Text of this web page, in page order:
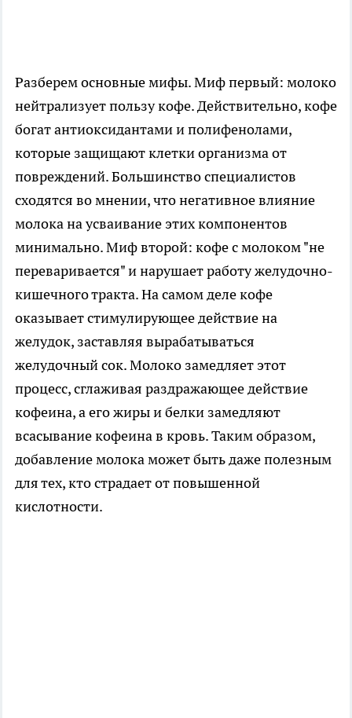
Разберем основные мифы. Миф первый: молоко
нейтрализует пользу кофе. Действительно, кофе
богат антиоксидантами и полифенолами,
которые защищают клетки организма от
повреждений. Большинство специалистов
сходятся во мнении, что негативное влияние
молока на усваивание этих компонентов
минимально. Миф второй: кофе с молоком "не
переваривается" и нарушает работу желудочно-
кишечного тракта. На самом деле кофе
оказывает стимулирующее действие на
желудок, заставляя вырабатываться
желудочный сок. Молоко замедляет этот
процесс, сглаживая раздражающее действие
кофеина, а его жиры и белки замедляют
всасывание кофеина в кровь. Таким образом,
добавление молока может быть даже полезным
для тех, кто страдает от повышенной
кислотности.